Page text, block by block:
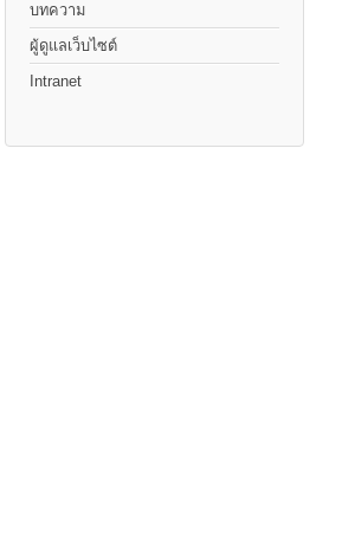
บทความ
ผู้ดูแลเว็บไซต์
Intranet